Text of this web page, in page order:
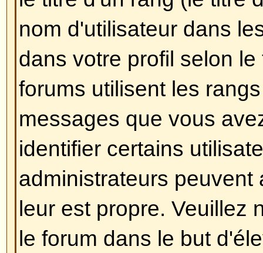
Créer un sondage est facile,
nouveau sujet (ou éditez le
sujet, si vous en avez le droit)
une partieAjouter un sondage
Poster un
ne le voyez pas, c'est que vous
pas le droit de créer des
un titre pour le sondage et au
définir une option, entrez son
appropriée puis cliquez sur le
Vous pouvez également définir